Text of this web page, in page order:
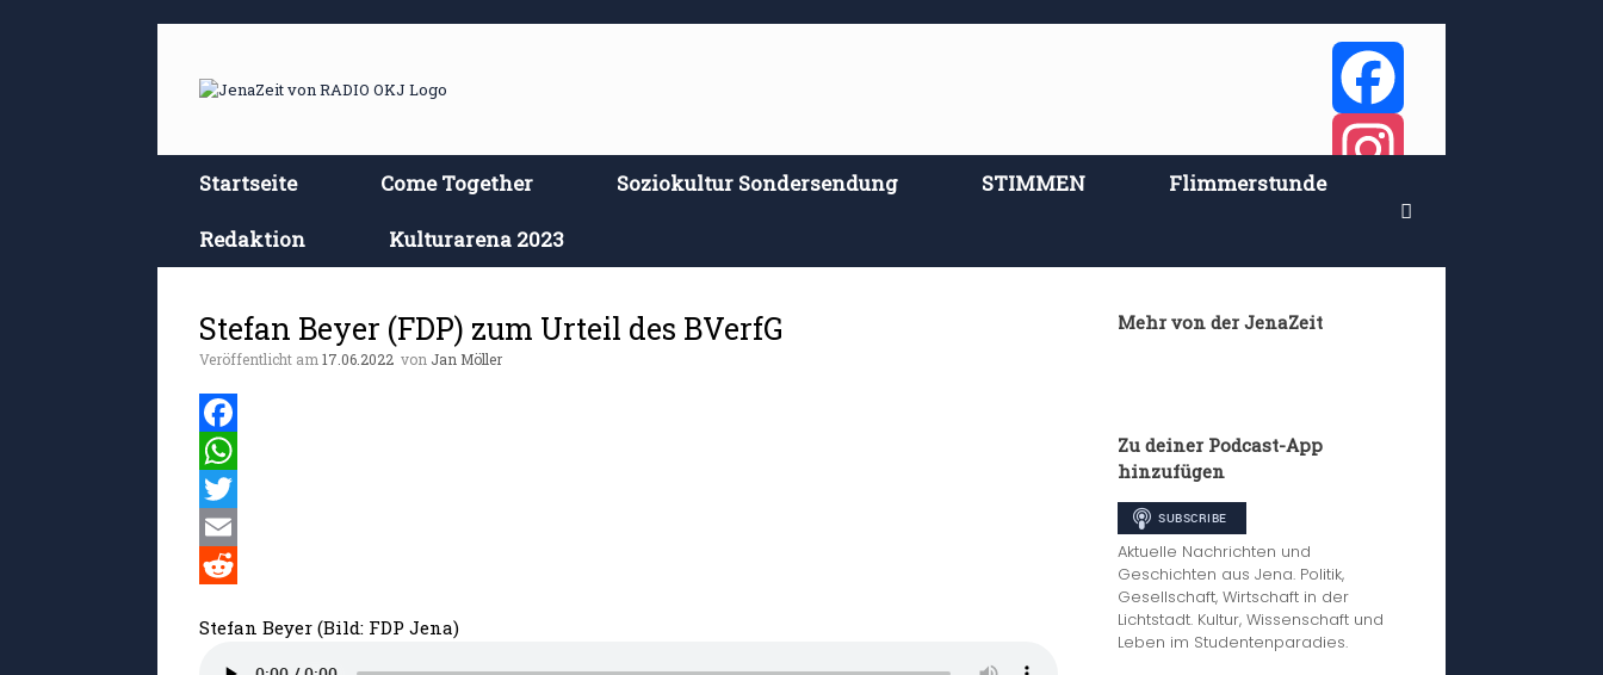
springen
Facebook
Instagram
Startseite Come Together Soziokultur Sondersendung STIMMEN Flimmerstunde
Redaktion Kulturarena 2023
Stefan Beyer (FDP) zum Urteil des BVerfG
Veröffentlicht am 17.06.2022 von Jan Möller
F
a
c
e
o
W
h
a
s
T
w
t
E
a
e
Stefan Beyer (Bild: FDP Jena)
Mehr von der JenaZeit
Zu deiner Podcast-App
hinzufügen
Aktuelle Nachrichten und
Geschichten aus Jena. Politik,
Gesellschaft, Wirtschaft in der
Lichtstadt. Kultur, Wissenschaft und
Leben im Studentenparadies.